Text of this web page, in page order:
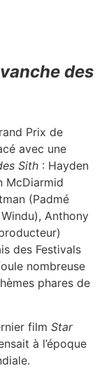
des
Prix de
avec une
Sith : Hayden
McDiarmid
(Padmé
Anthony
des Festivals
nombreuse
phares de
filmStar
à l’époque